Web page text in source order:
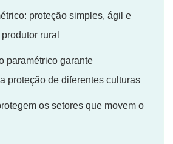
proteção simples, ágil e
rural
paramétrico garante
proteção de diferentes culturas
os setores que movem o